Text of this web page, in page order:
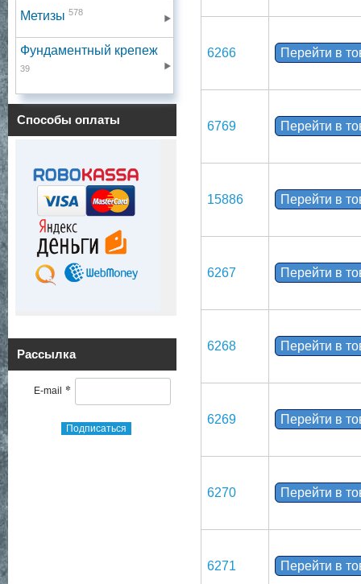
Метизы 578
Фундаментный крепеж
39
Способы оплаты
Рассылка
E-mail *
Подписаться
6266 Перейти в
6769 Перейти в
15886 Перейти в
6267 Перейти в
6268 Перейти в
6269 Перейти в
6270 Перейти в
6271 Перейти в